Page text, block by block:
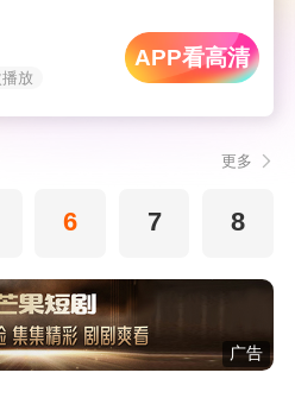
放
APP看高清
更多
6 7 8
广告